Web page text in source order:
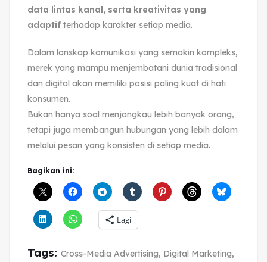
data lintas kanal, serta kreativitas yang
adaptif terhadap karakter setiap media.
Dalam lanskap komunikasi yang semakin kompleks,
merek yang mampu menjembatani dunia tradisional
dan digital akan memiliki posisi paling kuat di hati
konsumen.
Bukan hanya soal menjangkau lebih banyak orang,
tetapi juga membangun hubungan yang lebih dalam
melalui pesan yang konsisten di setiap media.
Bagikan ini:
Lagi
Tags: Cross-Media Advertising, Digital Marketing,